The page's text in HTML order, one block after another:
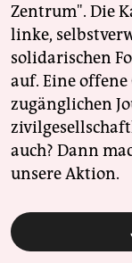
Zentrum". Die
linke,
solidarischen
auf. Eine
zugänglichen
auch? Dann
unsere Aktion.